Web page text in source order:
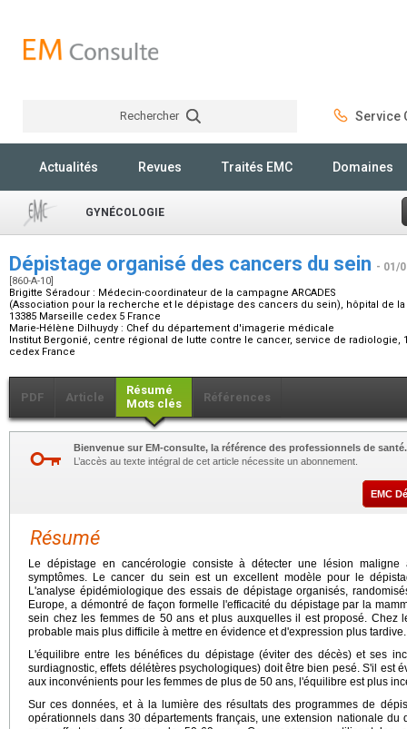
Rechercher Service
Actualités Revues Traités EMC Domaines
GYNÉCOLOGIE
Dépistage organisé des cancers du sein - 01/
[860-A-10]
Brigitte Séradour : Médecin-coordinateur de la campagne ARCADES
(Association pour la recherche et le dépistage des cancers du sein), hôpital de
13385 Marseille cedex 5 France
Marie-Hélène Dilhuydy : Chef du département d'imagerie médicale
Institut Bergonié, centre régional de lutte contre le cancer, service de radiologie,
cedex France
PDF Article
Résumé
Mots clés
Références
Bienvenue sur EM-consulte, la référence des professionnels de santé.
L’accès au texte intégral de cet article nécessite un abonnement.
EMC
Résumé
Le dépistage en cancérologie consiste à détecter une lésion
symptômes. Le cancer du sein est un excellent modèle pour le
L'analyse épidémiologique des essais de dépistage organisés,
Europe, a démontré de façon formelle l'efficacité du dépistage par la
sein chez les femmes de 50 ans et plus auxquelles il est proposé. Chez
probable mais plus difficile à mettre en évidence et d'expression plus tardive.
L'équilibre entre les bénéfices du dépistage (éviter des décès) et ses
surdiagnostic, effets délétères psychologiques) doit être bien pesé. S'il est
aux inconvénients pour les femmes de plus de 50 ans, l'équilibre est plus
Sur ces données, et à la lumière des résultats des programmes de
opérationnels dans 30 départements français, une extension nationale